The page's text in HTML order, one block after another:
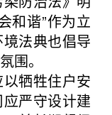
和谐”作为立
法典也倡导
围。
牺牲住户安
严守设计建